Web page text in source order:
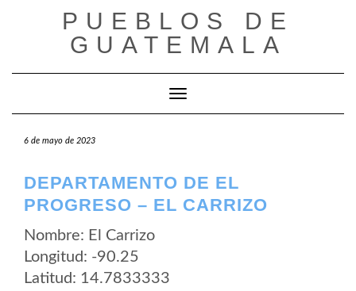
PUEBLOS DE
GUATEMALA
Cambiar modo de navegación
6 de mayo de 2023
DEPARTAMENTO DE EL
PROGRESO – EL CARRIZO
Nombre: El Carrizo
Longitud: -90.25
Latitud: 14.7833333